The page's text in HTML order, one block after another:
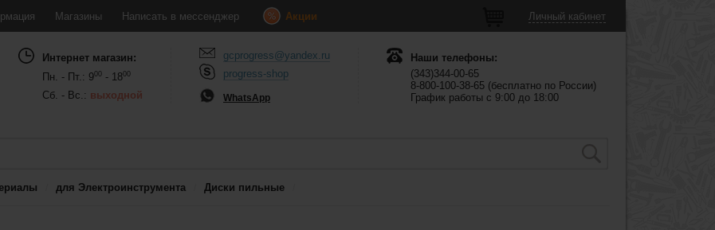
Магазины Написать в мессенджер Акции Личный кабинет
Интернет магазин:
Пн. - Пт.: 900 - 1800
Сб. - Вс.: выходной
gcprogress@yandex.ru
progress-shop
WhatsApp
Наши телефоны:
(343)344-00-65
8-800-100-38-65 (бесплатно по России)
График работы с 9:00 до 18:00
для Электроинструмента Диски пильные